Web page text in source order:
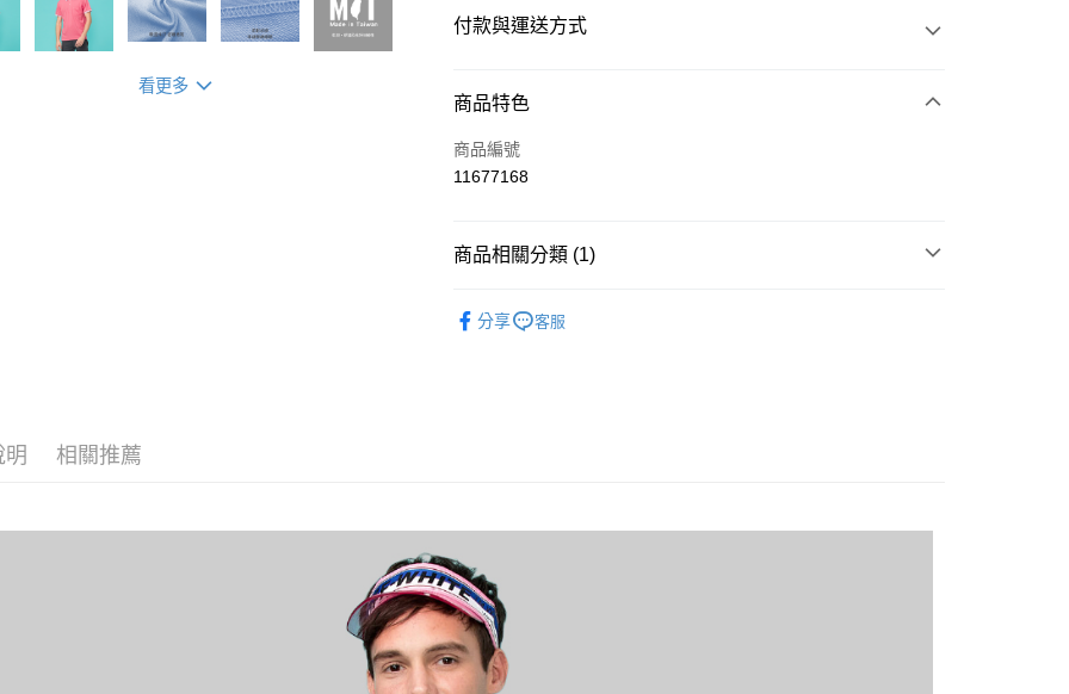
看更多
付款與運送方式
付款方式
信用卡一次付款
黑貓
商品特色
商品編號
11677168
商品相關分類 (1)
分享
客服
明 相關推薦